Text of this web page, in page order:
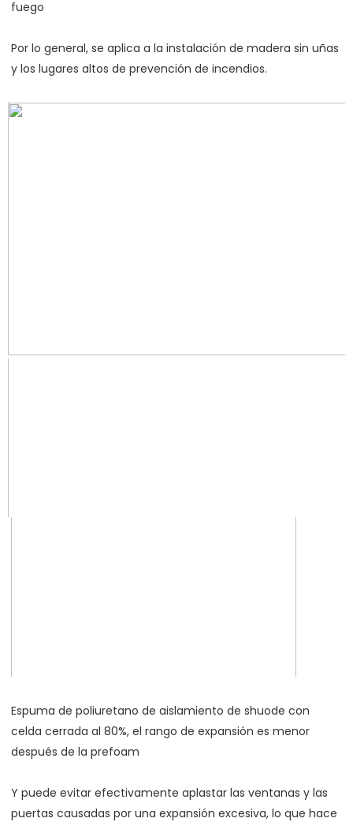
fuego
Por lo general, se aplica a la instalación de madera sin uñas
Espuma de poliuretano de aislamiento de shuode con
celda cerrada al 80%, el rango de expansión es menor
después de la prefoam
Y puede evitar efectivamente aplastar las ventanas y las
puertas causadas por una expansión excesiva, lo que hace